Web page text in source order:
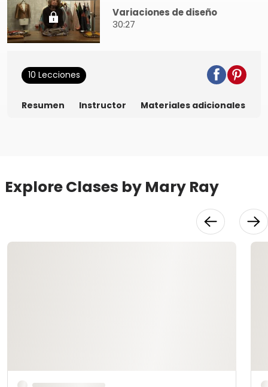
Variaciones de diseño
30:27
10 Lecciones
Resumen Instructor Materiales adicionales
Explore Clases by Mary Ray